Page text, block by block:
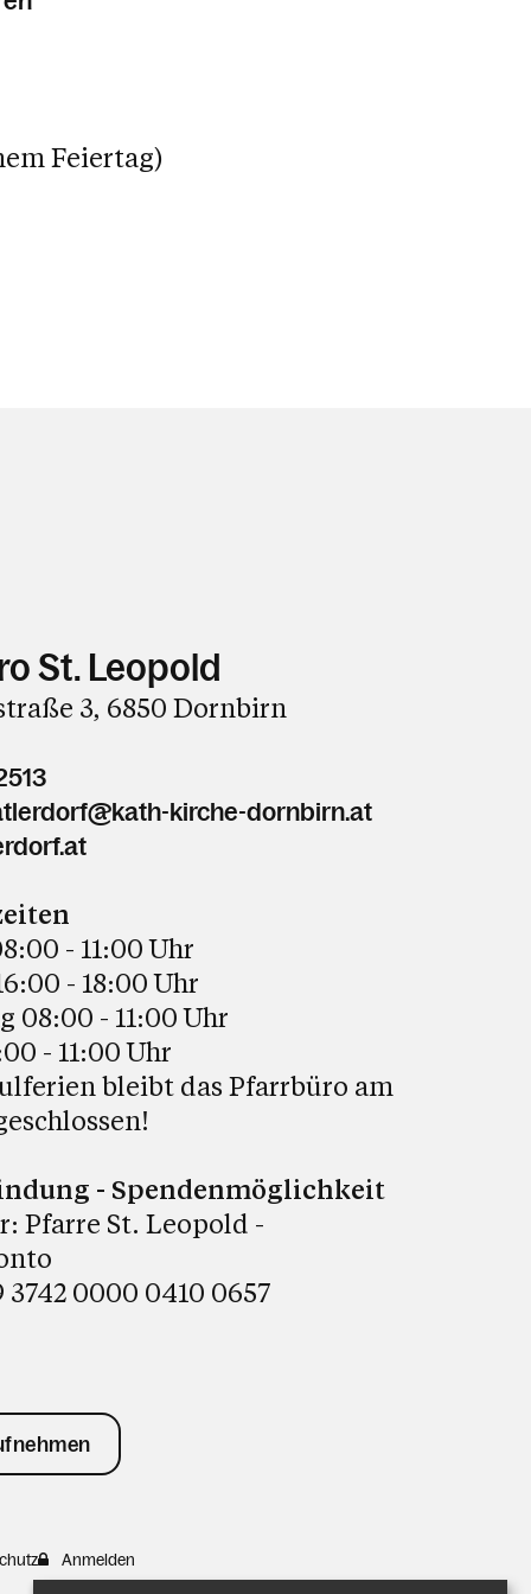
Feiertag)
St. Leopold
3, 6850 Dornbirn
kirche-dornbirn.at
- 11:00 Uhr
- 18:00 Uhr
08:00 - 11:00 Uhr
- 11:00 Uhr
bleibt das Pfarrbüro am
- Spendenmöglichkeit
Pfarre St. Leopold -
3742 0000 0410 0657
Anmelden